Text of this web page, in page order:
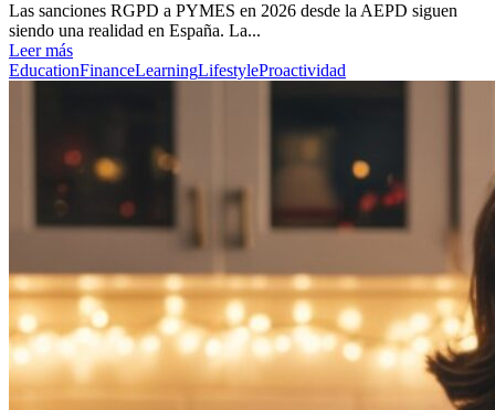
Las sanciones RGPD a PYMES en 2026 desde la AEPD siguen
siendo una realidad en España. La...
Leer más
EducationFinanceLearningLifestyleProactividad